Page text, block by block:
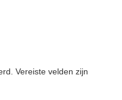
Vereiste velden zijn